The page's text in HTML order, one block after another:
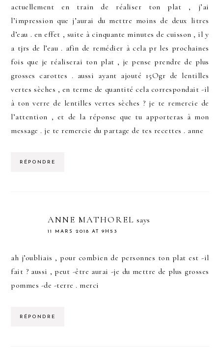
actuellement en train de réaliser ton plat , j’ai
l’impression que j’aurai du mettre moins de deux litres
d’eau . en effet , suite à cinquante minutes de cuisson , il y
a tjrs de l’eau . afin de remédier à cela pr les prochaines
fois que je réaliserai ton plat , je pense prendre de plus
grosses carottes . aussi ayant ajouté 15Ogr de lentilles
vertes sèches , en terme de quantité cela correspondait -il
à ton verre de lentilles vertes sèches ? je te remercie de
l’attention , et de la réponse que tu apporteras à mon
message . je te remercie du partage de tes recettes . anne
RÉPONDRE
ANNE MATHOREL says
11 MARS 2018 AT 9H53
ah j’oubliais , pour combien de personnes ton plat est -il
fait ? aussi , peut -être aurai -je du mettre de plus grosses
pommes -de -terre . merci
RÉPONDRE